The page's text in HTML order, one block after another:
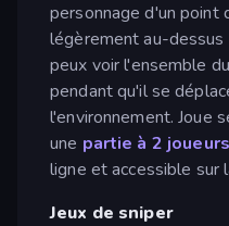
personnage d'un point
légèrement au-dessus
peux voir l'ensemble
pendant qu'il se
l'environnement. Joue
une partie à 2 joueurs
ligne et accessible sur
Jeux de sniper